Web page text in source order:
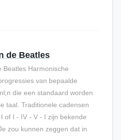
de Beatles
Beatles Harmonische
van bepaalde
die een standaard worden
taal. Traditionele cadensen
of I - IV - V - I zijn bekende
zou kunnen zeggen dat in